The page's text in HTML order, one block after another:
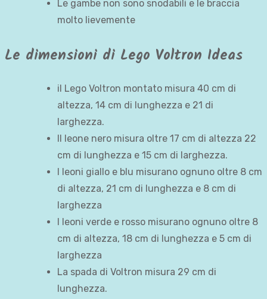
Le gambe non sono snodabili e le braccia
molto lievemente
Le dimensioni di Lego Voltron Ideas
il Lego Voltron montato misura 40 cm di
altezza, 14 cm di lunghezza e 21 di
larghezza.
Il leone nero misura oltre 17 cm di altezza 22
cm di lunghezza e 15 cm di larghezza.
I leoni giallo e blu misurano ognuno oltre 8 cm
di altezza, 21 cm di lunghezza e 8 cm di
larghezza
I leoni verde e rosso misurano ognuno oltre 8
cm di altezza, 18 cm di lunghezza e 5 cm di
larghezza
La spada di Voltron misura 29 cm di
lunghezza.